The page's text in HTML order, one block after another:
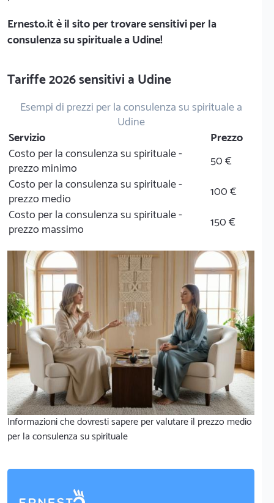
Ernesto.itè il sito per trovare sensitivi per la
consulenza su spirituale a Udine!
Tariffe 2026 sensitivi a Udine
Esempi di prezzi per la consulenza su spirituale a
Udine
Servizio
Prezzo
Costo per la consulenza su spirituale -
prezzo minimo
50 €
Costo per la consulenza su spirituale -
prezzo medio
100 €
Costo per la consulenza su spirituale -
prezzo massimo
150 €
Informazioni che dovresti sapere per valutare il prezzo medio
per la consulenza su spirituale